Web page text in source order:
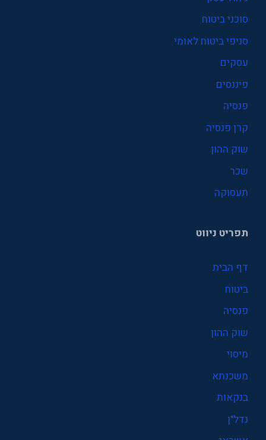
סוכני ביטוח
סניפי ביטוח לאומי
עסקים
פיננסים
פנסיה
קרן פנסיה
שוק ההון
שכר
תעסוקה
תפריט ניווט
דף הבית
ביטוח
פנסיה
שוק ההון
מיסוי
משכנתא
בנקאות
נדל"ן